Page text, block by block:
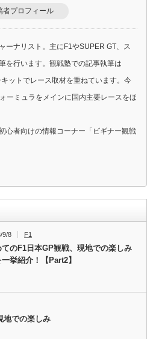
者プロフィール
ーナリスト。主にF1やSUPER GT、ス
を行います。観戦塾での記事執筆は
ットでレース取材を重ねています。今
ーミュラをメインに国内主要レースをほ
心者向けの情報コーナー「ビギナー観戦
9/8 F1
てのF1日本GP観戦、現地での楽しみ
挙紹介！【Part2】
地での楽しみ